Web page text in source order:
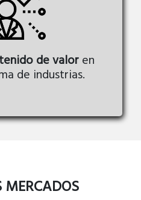
de valoren
de industrias.
MERCADOS